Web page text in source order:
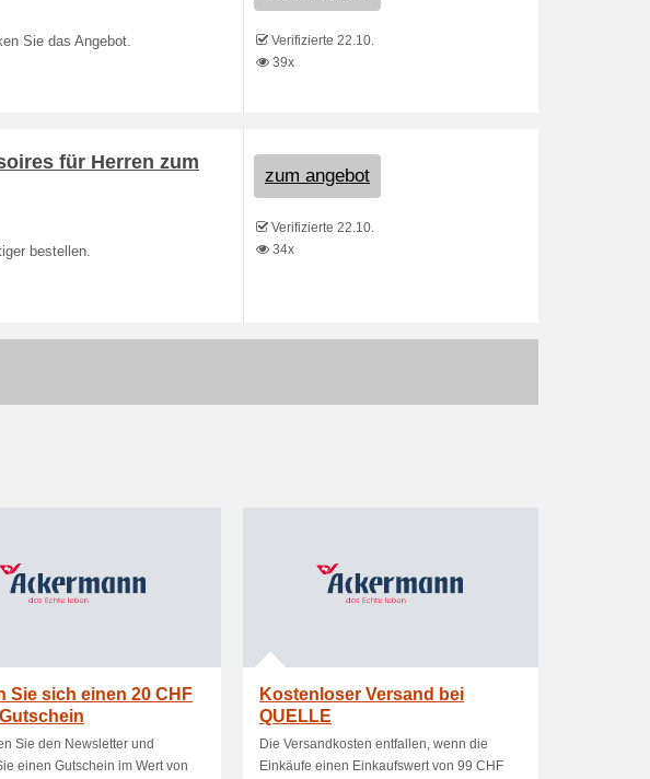
Sie das Angebot.
Verifizierte 22.10.
39x
für Herren zum
bestellen.
zum angebot
Verifizierte 22.10.
34x
Sie sich einen 20 CHF
Sie den Newsletter und
einen Gutschein im Wert von
Kostenloser Versand bei
QUELLE
Die Versandkosten entfallen, wenn die
Einkäufe einen Einkaufswert von 99 CHF